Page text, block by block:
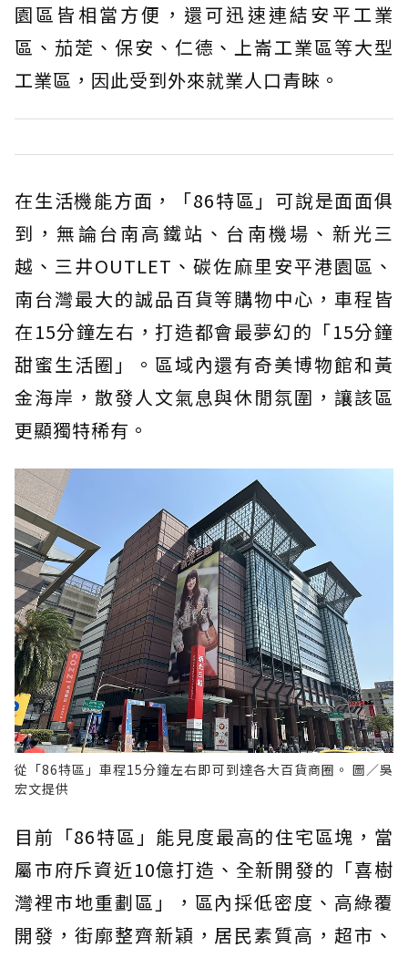
園區皆相當方便，還可迅速連結安平工業
區、茄萣、保安、仁德、上崙工業區等大型
工業區，因此受到外來就業人口青睞。
在生活機能方面，「86特區」可說是面面俱
到，無論台南高鐵站、台南機場、新光三
越、三井OUTLET、碳佐麻里安平港園區、
南台灣最大的誠品百貨等購物中心，車程皆
在15分鐘左右，打造都會最夢幻的「15分鐘
甜蜜生活圈」。區域內還有奇美博物館和黃
金海岸，散發人文氣息與休閒氛圍，讓該區
更顯獨特稀有。
從「86特區」車程15分鐘左右即可到達各大百貨商圈。 圖／吳
宏文提供
目前「86特區」能見度最高的住宅區塊，當
屬市府斥資近10億打造、全新開發的「喜樹
灣裡市地重劃區」，區內採低密度、高綠覆
開發，街廓整齊新穎，居民素質高，超市、